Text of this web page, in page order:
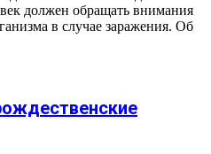
должен обращать внимания
в случае заражения. Об